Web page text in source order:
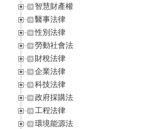
智慧財產權
醫事法律
性別法律
勞動社會法
財稅法律
企業法律
科技法律
政府採購法
工程法律
環境能源法